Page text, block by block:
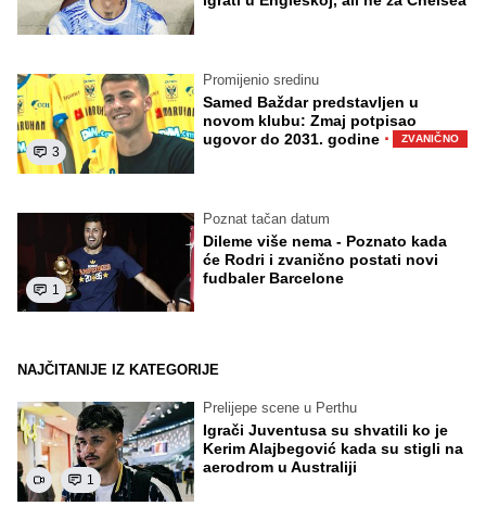
3
Promijenio sredinu
Samed Baždar predstavljen u
novom klubu: Zmaj potpisao
ugovor do 2031. godine · ZVANIČNO
1
Poznat tačan datum
Dileme više nema - Poznato kada
će Rodri i zvanično postati novi
fudbaler Barcelone
NAJČITANIJE IZ KATEGORIJE
1
Prelijepe scene u Perthu
Igrači Juventusa su shvatili ko je
Kerim Alajbegović kada su stigli na
aerodrom u Australiji